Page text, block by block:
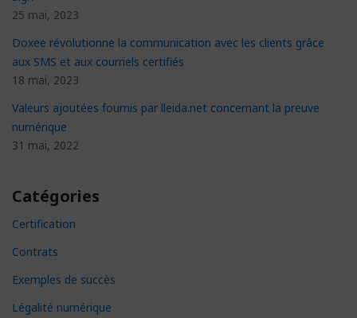
25 mai, 2023
Doxee révolutionne la communication avec les clients grâce
aux SMS et aux courriels certifiés
18 mai, 2023
Valeurs ajoutées fournis par lleida.net concernant la preuve
numérique
31 mai, 2022
Catégories
Certification
Contrats
Exemples de succès
Légalité numérique